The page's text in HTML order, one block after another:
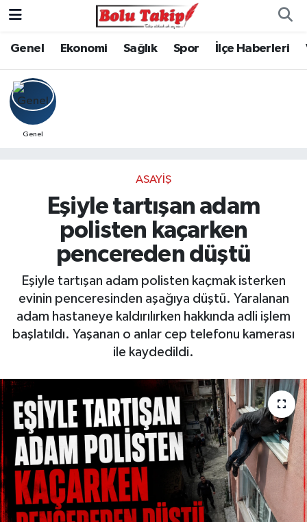
Genel Ekonomi Sağlık Spor İlçe Haberleri
Genel
ASAYIŞ
Eşiyle tartışan adam
polisten kaçarken
pencereden düştü
Eşiyle tartışan adam polisten kaçmak isterken
evinin penceresinden aşağıya düştü. Yaralanan
adam hastaneye kaldırılırken hakkında adli işlem
başlatıldı. Yaşanan o anlar cep telefonu kamerası
ile kaydedildi.